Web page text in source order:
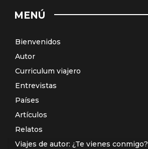
MENÚ
Bienvenidos
Autor
Curriculum viajero
Entrevistas
Países
Artículos
Relatos
Viajes de autor: ¿Te vienes conmigo?